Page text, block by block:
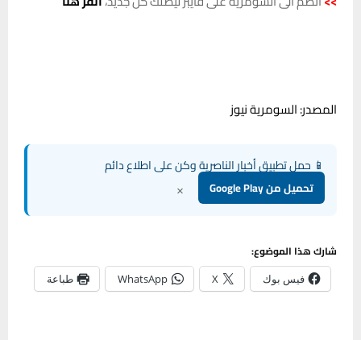
المصدر: السومرية نيوز
📱 حمل تطبيق أخبار الناصرية وكن على اطلاع دائم
تحميل من Google Play ×
شارك هذا الموضوع:
فيس بوك X
WhatsApp طباعة